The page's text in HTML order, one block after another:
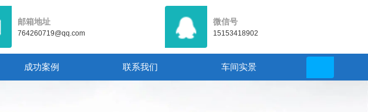
邮箱地址
764260719@qq.com
微信号
15153418902
成功案例 联系我们 车间实景